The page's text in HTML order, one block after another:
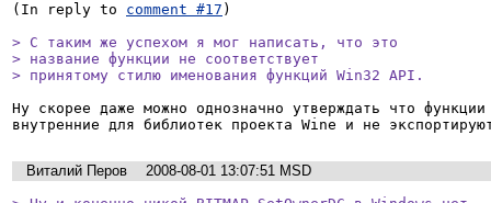
(In reply to comment #17 )
> С таким же успехом я мог написать, что это
> название функции не соответствует
> принятому стилю именования функций Win32 API.
Ну скорее даже можно однозначно утверждать что
Виталий Перов
2008-08-01 13:07:51 MSD